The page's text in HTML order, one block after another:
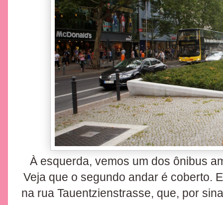
À esquerda, vemos um dos ônibus
Veja que o segundo andar é coberto.
na rua Tauentzienstrasse, que, por